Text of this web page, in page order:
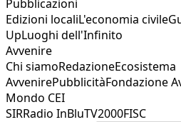
Pubblicazioni
Edizioni localiL'economia civile
UpLuoghi dell'Infinito
Avvenire
Chi siamoRedazioneEcosistema
AvvenirePubblicitàFondazione
Mondo CEI
SIRRadio InBluTV2000FISC